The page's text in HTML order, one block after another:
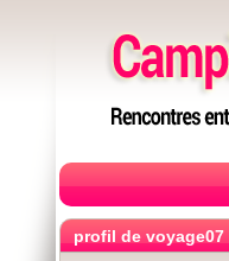
profil de voyage07